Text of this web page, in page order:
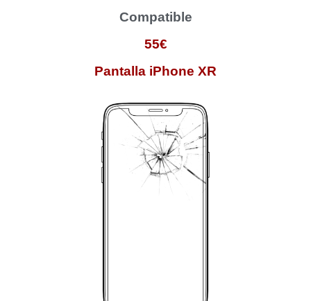
Compatible
55€
Pantalla iPhone XR